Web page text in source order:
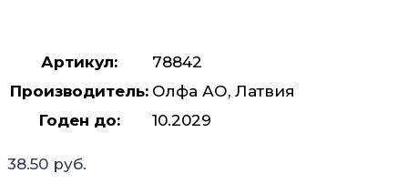
Артикул:
78842
Производитель: Олфа АО, Латвия
Годен до:
10.2029
38.50 руб.